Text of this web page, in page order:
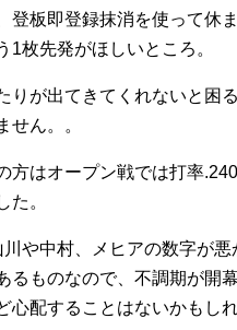
登板即登録抹消を使って休
1枚先発がほしいところ。
りが出てきてくれないと困
せん。。
方はオープン戦では打率
た。
や中村、メヒアの数字が悪
るものなので、不調期が開
心配することはないかもしれ